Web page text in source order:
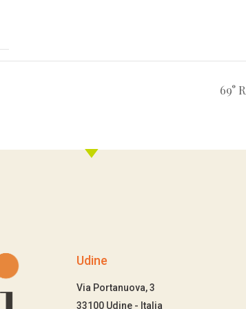
69°
Udine
Via Portanuova, 3
33100 Udine - Italia